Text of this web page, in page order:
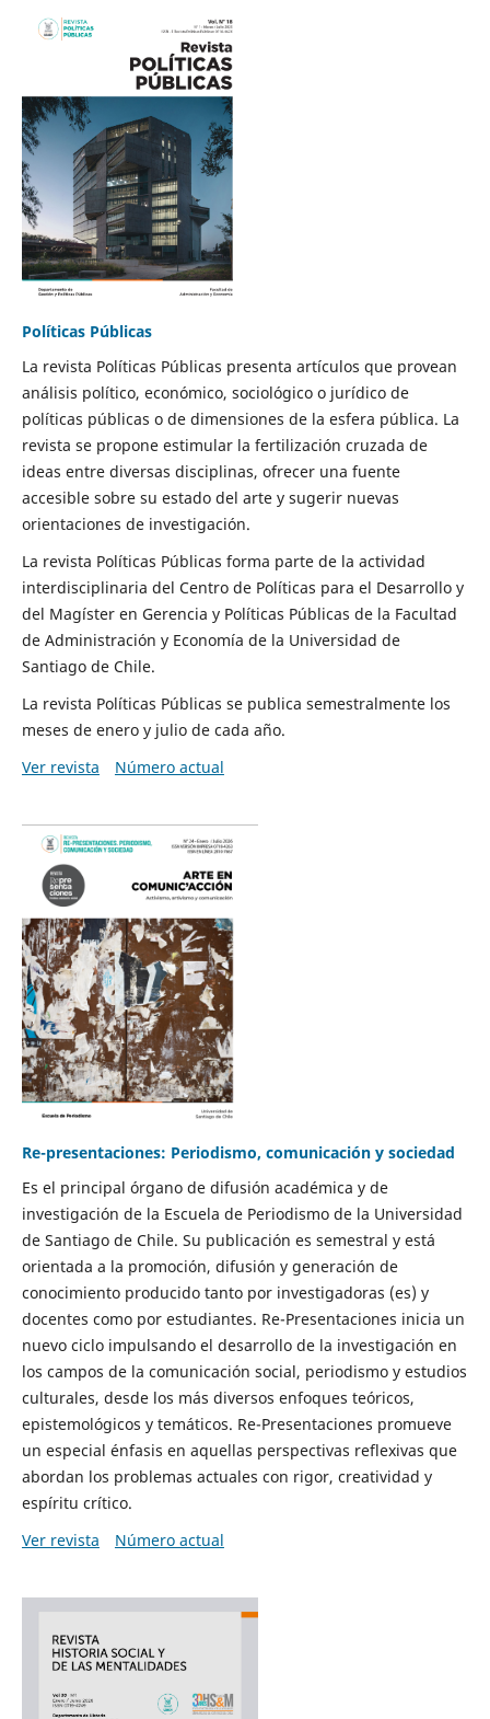
Políticas Públicas
La revista Políticas Públicas presenta artículos que provean
análisis político, económico, sociológico o jurídico de
políticas públicas o de dimensiones de la esfera pública. La
revista se propone estimular la fertilización cruzada de
ideas entre diversas disciplinas, ofrecer una fuente
accesible sobre su estado del arte y sugerir nuevas
orientaciones de investigación.
La revista Políticas Públicas forma parte de la actividad
interdisciplinaria del Centro de Políticas para el Desarrollo y
del Magíster en Gerencia y Políticas Públicas de la Facultad
de Administración y Economía de la Universidad de
Santiago de Chile.
La revista Políticas Públicas se publica semestralmente los
meses de enero y julio de cada año.
Ver revista
Número actual
Re-presentaciones: Periodismo, comunicación y sociedad
Es el principal órgano de difusión académica y de
investigación de la Escuela de Periodismo de la Universidad
de Santiago de Chile. Su publicación es semestral y está
orientada a la promoción, difusión y generación de
conocimiento producido tanto por investigadoras (es) y
docentes como por estudiantes. Re-Presentaciones inicia un
nuevo ciclo impulsando el desarrollo de la investigación en
los campos de la comunicación social, periodismo y estudios
culturales, desde los más diversos enfoques teóricos,
epistemológicos y temáticos. Re-Presentaciones promueve
un especial énfasis en aquellas perspectivas reflexivas que
abordan los problemas actuales con rigor, creatividad y
espíritu crítico.
Ver revista
Número actual